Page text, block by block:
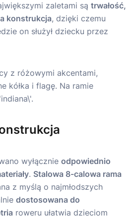
zaletami są trwałość,
konstrukcja, dzięki czemu
on służył dziecku przez
wyłącznie odpowiednio
. Stalowa 8-calowa rama
z myślą o najmłodszych
dostosowana do
roweru ułatwia dzieciom